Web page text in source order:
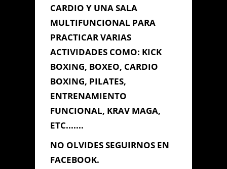
CARDIO Y UNA SALA
MULTIFUNCIONAL PARA
PRACTICAR VARIAS
ACTIVIDADES COMO: KICK
BOXING, BOXEO, CARDIO
BOXING, PILATES,
ENTRENAMIENTO
FUNCIONAL, KRAV MAGA,
ETC.......
NO OLVIDES SEGUIRNOS EN
FACEBOOK.
Enviar Mensaje